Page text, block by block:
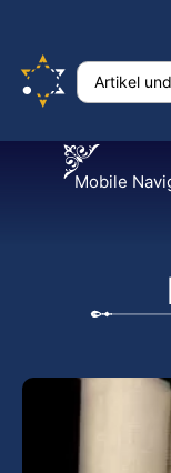
Mobile